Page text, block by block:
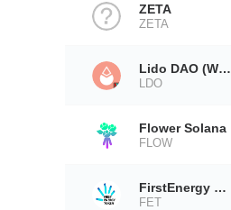
ZETA
ZETA
Lido DAO (Wormhole)
LDO
Flower Solana
FLOW
FirstEnergy Token
FET